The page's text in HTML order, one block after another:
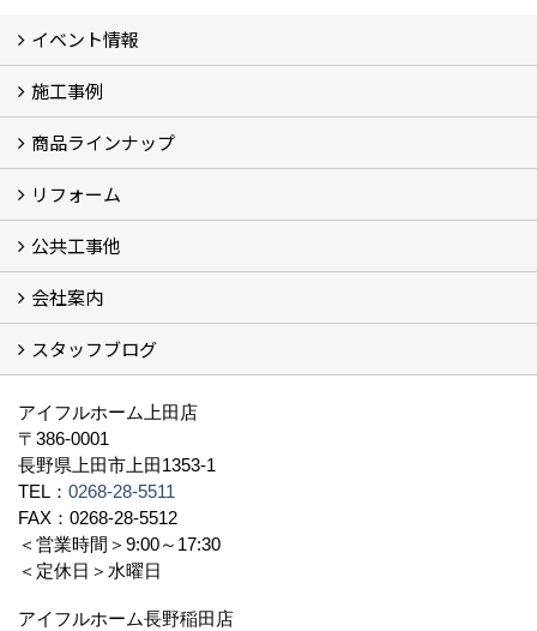
イベント情報
イベント予告
過去のイベント
施工事例
フォトギャラリー
モデルハウス (7)
現場レポート
完工事例
お客様の声
商品ラインナップ
商品ラインアップ一覧
FAVO（フェイボ）【自由設計】
Lodina（ロディナ）【規格住宅】
全館空調システム
リフォーム
コンセプト (2)
選ばれる理由
施工実例（フォトギャラリー）
公共工事他
建築工事 実績
土木工事 実績
一般建築(別荘)
公共工事部スタッフ紹介
会社案内
社長挨拶
会社概要
採用情報
アクセス
スタッフ紹介
スタッフブログ
資格取得一覧
プライバシーポリシー
地域貢献 (3)
スタッフブログ
アイフルホーム上田店
〒386-0001
長野県上田市上田1353-1
TEL： 0268-28-5511
FAX：0268-28-5512
＜営業時間＞9:00～17:30
＜定休日＞水曜日
アイフルホーム長野稲田店